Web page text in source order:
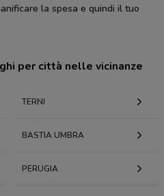
la spesa e quindi il tuo
per città nelle vicinanze
TERNI
BASTIA UMBRA
PERUGIA